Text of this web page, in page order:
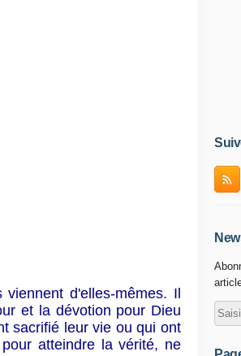
d'elles-mêmes. Il
et la dévotion pour Dieu
sacrifié leur vie ou qui ont
atteindre la vérité, ne